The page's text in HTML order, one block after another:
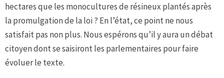
hectares que les monocultures de résineux plantés après
la promulgation de la loi ? En l’état, ce point ne nous
satisfait pas non plus. Nous espérons qu’il y aura un débat
citoyen dont se saisiront les parlementaires pour faire
évoluer le texte.